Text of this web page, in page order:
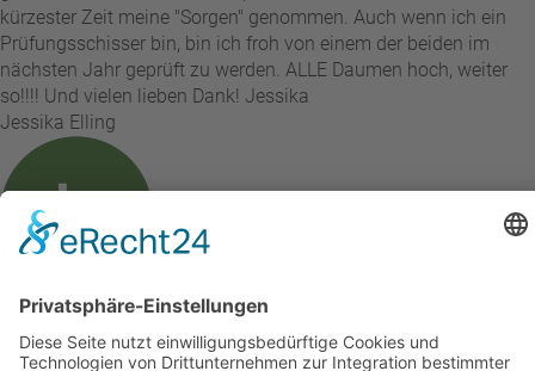
kürzester Zeit meine "Sorgen" genommen. Auch wenn ich ein
Prüfungsschisser bin, bin ich froh von einem der beiden im
nächsten Jahr geprüft zu werden. ALLE Daumen hoch, weiter
so!!!! Und vielen lieben Dank! Jessika
Jessika Elling
vor 2 Wochen
empfehle jedem das Team und die Schulung alles perfekt und